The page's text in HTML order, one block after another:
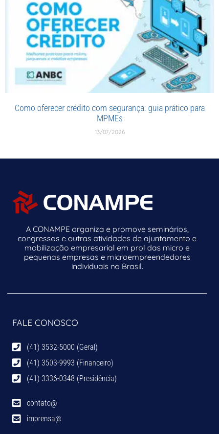
Como oferecer crédito com segurança: guia prático para
MPMEs
13/07/2026
A CONAMPE organiza e promove seminários,
congressos e outras atividades de ajuntamento e
mobilização empresarial em prol das micro e
pequenas empresas e microempreendedores
individuais no Brasil.
FALE CONOSCO
(41) 3532-5000 (Geral)
(41) 3503-9993 (Financeiro)
(41) 3336-0348 (Presidência)
contato@
imprensa@